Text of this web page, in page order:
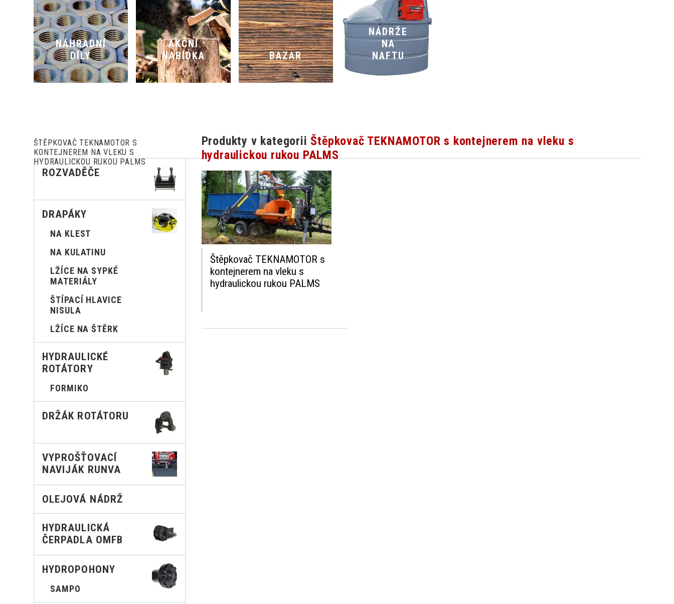
NÁHRADNÍ
DÍLY
AKČNÍ
NABÍDKA
BAZAR
NÁDRŽE
NA
NAFTU
ŠTĚPKOVAČ TEKNAMOTOR S
KONTEJNEREM NA VLEKU S
HYDRAULICKOU RUKOU PALMS
ROZVADĚČE
DRAPÁKY
NA KLEST
NA KULATINU
LŽÍCE NA SYPKÉ
MATERIÁLY
ŠTÍPACÍ HLAVICE
NISULA
LŽÍCE NA ŠTĚRK
HYDRAULICKÉ
ROTÁTORY
FORMIKO
DRŽÁK ROTÁTORU
VYPROŠŤOVACÍ
NAVIJÁK RUNVA
OLEJOVÁ NÁDRŽ
HYDRAULICKÁ
ČERPADLA OMFB
HYDROPOHONY
SAMPO
Produkty v kategorii Štěpkovač TEKNAMOTOR s kontejnerem na vleku s
hydraulickou rukou PALMS
Štěpkovač TEKNAMOTOR s
kontejnerem na vleku s
hydraulickou rukou PALMS